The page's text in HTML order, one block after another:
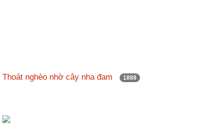
Thoát nghèo nhờ cây nha đam 1888